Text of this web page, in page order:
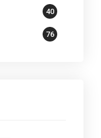
40
76